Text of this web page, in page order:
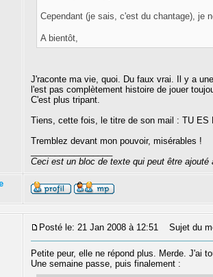
Cependant (je sais, c'est du chantage), je
A bientôt,
J'raconte ma vie, quoi. Du faux vrai. Il y a
l'est pas complètement histoire de jouer
C'est plus tripant.
Tiens, cette fois, le titre de son mail : TU ES
Tremblez devant mon pouvoir, misérables !
Ceci est un bloc de texte qui peut être
Posté le: 21 Jan 2008 à 12:51 Sujet du
Petite peur, elle ne répond plus. Merde. J'ai
Une semaine passe, puis finalement :